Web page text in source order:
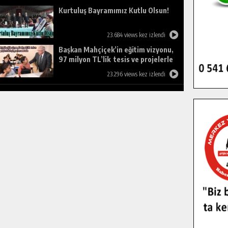
Kurtuluş Bayramımız Kutlu Olsun!
23.684 views kez izlendi
Başkan Mahçiçek’in eğitim vizyonu,
97 milyon TL’lik tesis ve projelerle
23.296 views kez izlendi